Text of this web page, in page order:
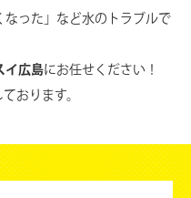
なった」など水のトラブルで
イ広島にお任せください！
おります。